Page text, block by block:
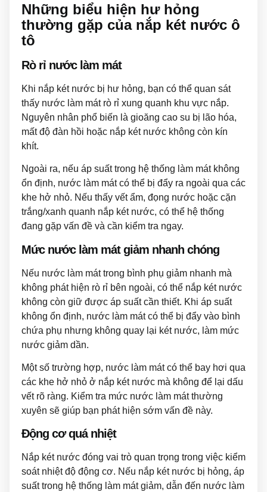
Những biểu hiện hư hỏng
thường gặp của nắp két nước ô
tô
Rò rỉ nước làm mát
Khi nắp két nước bị hư hỏng, bạn có thể quan sát
thấy nước làm mát rò rỉ xung quanh khu vực nắp.
Nguyên nhân phổ biến là gioăng cao su bị lão hóa,
mất độ đàn hồi hoặc nắp két nước không còn kín
khít.
Ngoài ra, nếu áp suất trong hệ thống làm mát không
ổn định, nước làm mát có thể bị đẩy ra ngoài qua các
khe hở nhỏ. Nếu thấy vết ẩm, đọng nước hoặc cặn
trắng/xanh quanh nắp két nước, có thể hệ thống
đang gặp vấn đề và cần kiểm tra ngay.
Mức nước làm mát giảm nhanh chóng
Nếu nước làm mát trong bình phụ giảm nhanh mà
không phát hiện rò rỉ bên ngoài, có thể nắp két nước
không còn giữ được áp suất cần thiết. Khi áp suất
không ổn định, nước làm mát có thể bị đẩy vào bình
chứa phụ nhưng không quay lại két nước, làm mức
nước giảm dần.
Một số trường hợp, nước làm mát có thể bay hơi qua
các khe hở nhỏ ở nắp két nước mà không để lại dấu
vết rõ ràng. Kiểm tra mức nước làm mát thường
xuyên sẽ giúp bạn phát hiện sớm vấn đề này.
Động cơ quá nhiệt
Nắp két nước đóng vai trò quan trọng trong việc kiểm
soát nhiệt độ động cơ. Nếu nắp két nước bị hỏng, áp
suất trong hệ thống làm mát giảm, dẫn đến nước làm